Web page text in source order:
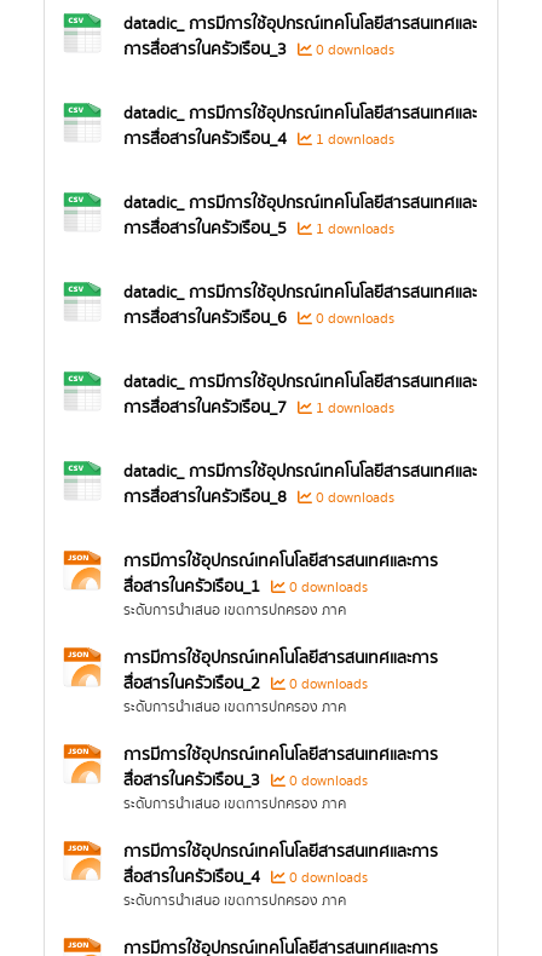
datadic_ การมีการใช้อุปกรณ์เทคโนโลยีสารสนเทศและ
การสื่อสารในครัวเรือน_3
0 downloads
datadic_ การมีการใช้อุปกรณ์เทคโนโลยีสารสนเทศและ
การสื่อสารในครัวเรือน_4
1 downloads
datadic_ การมีการใช้อุปกรณ์เทคโนโลยีสารสนเทศและ
การสื่อสารในครัวเรือน_5
1 downloads
datadic_ การมีการใช้อุปกรณ์เทคโนโลยีสารสนเทศและ
การสื่อสารในครัวเรือน_6
0 downloads
datadic_ การมีการใช้อุปกรณ์เทคโนโลยีสารสนเทศและ
การสื่อสารในครัวเรือน_7
1 downloads
datadic_ การมีการใช้อุปกรณ์เทคโนโลยีสารสนเทศและ
การสื่อสารในครัวเรือน_8
0 downloads
การมีการใช้อุปกรณ์เทคโนโลยีสารสนเทศและการ
สื่อสารในครัวเรือน_1
0 downloads
ระดับการนำเสนอ เขตการปกครอง ภาค
การมีการใช้อุปกรณ์เทคโนโลยีสารสนเทศและการ
สื่อสารในครัวเรือน_2
0 downloads
ระดับการนำเสนอ เขตการปกครอง ภาค
การมีการใช้อุปกรณ์เทคโนโลยีสารสนเทศและการ
สื่อสารในครัวเรือน_3
0 downloads
ระดับการนำเสนอ เขตการปกครอง ภาค
การมีการใช้อุปกรณ์เทคโนโลยีสารสนเทศและการ
สื่อสารในครัวเรือน_4
0 downloads
ระดับการนำเสนอ เขตการปกครอง ภาค
การมีการใช้อุปกรณ์เทคโนโลยีสารสนเทศและการ